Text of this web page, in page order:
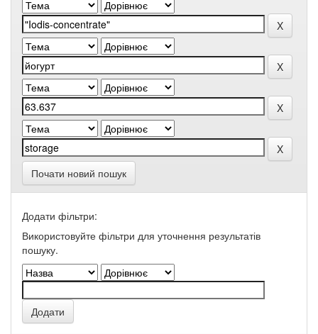
Почати новий пошук
Додати фільтри:
Використовуйте фільтри для уточнення результатів
пошуку.